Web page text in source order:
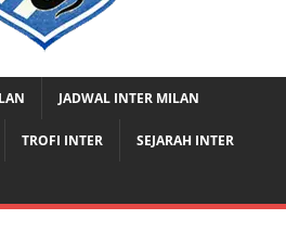
JADWAL INTER MILAN
TROFI INTER SEJARAH INTER